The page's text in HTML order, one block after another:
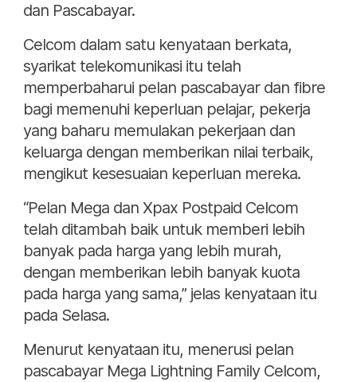
dan Pascabayar.
Celcom dalam satu kenyataan berkata,
syarikat telekomunikasi itu telah
memperbaharui pelan pascabayar dan fibre
bagi memenuhi keperluan pelajar, pekerja
yang baharu memulakan pekerjaan dan
keluarga dengan memberikan nilai terbaik,
mengikut kesesuaian keperluan mereka.
“Pelan Mega dan Xpax Postpaid Celcom
telah ditambah baik untuk memberi lebih
banyak pada harga yang lebih murah,
dengan memberikan lebih banyak kuota
pada harga yang sama,” jelas kenyataan itu
pada Selasa.
Menurut kenyataan itu, menerusi pelan
pascabayar Mega Lightning Family Celcom,